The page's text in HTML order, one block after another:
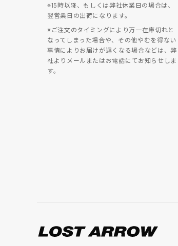
※15時以降、もしくは弊社休業日の場合は、
翌営業日の出荷になります。
※ご注文のタイミングにより万一在庫切れと
なってしまった場合や、その他やむを得ない
事情によりお届けが遅くなる場合などは、弊
社よりメールまたはお電話にてお知らせしま
す。